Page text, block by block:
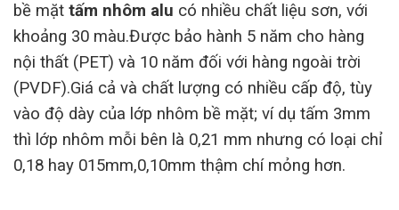
bề mặt tấm nhôm alu có nhiều chất liệu sơn, với
khoảng 30 màu.Được bảo hành 5 năm cho hàng
nội thất (PET) và 10 năm đối với hàng ngoài trời
(PVDF).Giá cả và chất lượng có nhiều cấp độ, tùy
vào độ dày của lớp nhôm bề mặt; ví dụ tấm 3mm
thì lớp nhôm mỗi bên là 0,21 mm nhưng có loại chỉ
0,18 hay 015mm,0,10mm thậm chí mỏng hơn.